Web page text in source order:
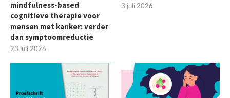
mindfulness-based
cognitieve therapie voor
mensen met kanker: verder
dan symptoomreductie
23 juli 2026
3 juli 2026